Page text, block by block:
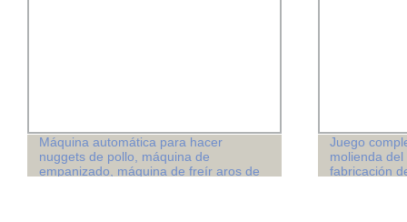
Máquina automática para hacer
nuggets de pollo, máquina de
empanizado, máquina de freír aros de
Juego
molienda
fabricación